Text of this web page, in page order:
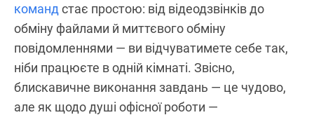
команд стає простою: від відеодзвінків до
обміну файлами й миттєвого обміну
повідомленнями — ви відчуватимете себе так,
ніби працюєте в одній кімнаті. Звісно,
блискавичне виконання завдань — це чудово,
але як щодо душі офісної роботи —